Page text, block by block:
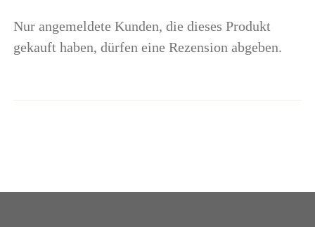
Nur angemeldete Kunden, die dieses Produkt
gekauft haben, dürfen eine Rezension abgeben.